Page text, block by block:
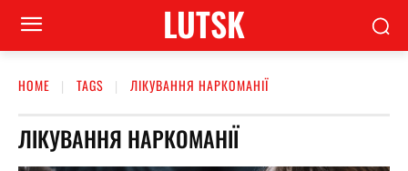
LUTSK
HOME TAGS ЛІКУВАННЯ НАРКОМАНІЇ
ЛІКУВАННЯ НАРКОМАНІЇ